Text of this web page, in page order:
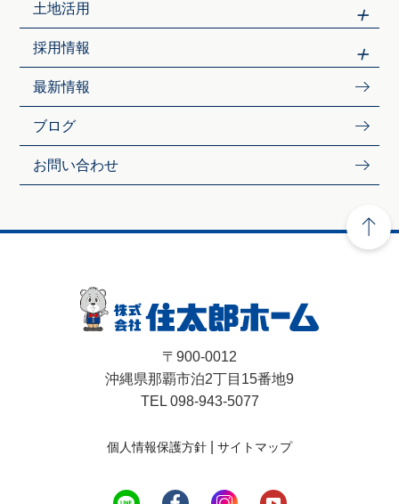
土地活用
採用情報
最新情報
ブログ
お問い合わせ
〒900-0012
沖縄県那覇市泊2丁目15番地9
TEL 098-943-5077
個人情報保護方針 サイトマップ